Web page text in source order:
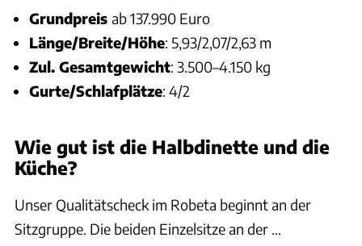
Grundpreis ab 137.990 Euro
Länge/Breite/Höhe: 5,93/2,07/2,63 m
Zul. Gesamtgewicht: 3.500–4.150 kg
Gurte/Schlafplätze: 4/2
Wie gut ist die Halbdinette und die
Küche?
Unser Qualitätscheck im Robeta beginnt an der
Sitzgruppe. Die beiden Einzelsitze an der ...